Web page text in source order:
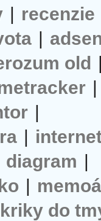
| recenzie
|
old
|
|
|
diagram |
|
do